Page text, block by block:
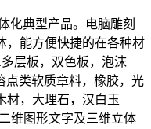
典型产品。电脑雕刻
，能方便快捷的在各种材
层板，双色板，泡沫
点类软质章料，橡胶，光
材，大理石，汉白玉
维图形文字及三维立体